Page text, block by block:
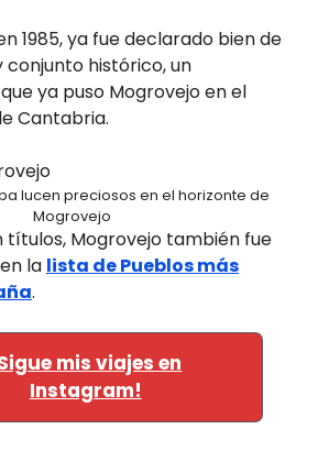
1985, ya fue declarado bien de
histórico, un
ya puso Mogrovejo en el
Cantabria.
lucen preciosos en el horizonte de
Mogrovejo
títulos, Mogrovejo también fue
la lista de Pueblos más
.
mis viajes en
Instagram!